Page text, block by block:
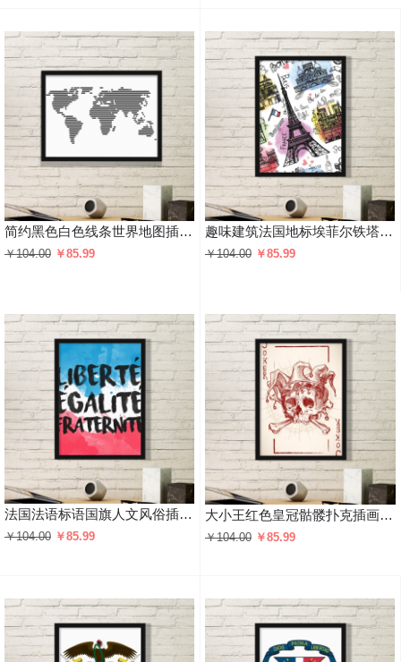
简约黑色白色线条世界地图插画图案 黑色简约装饰画家居装饰画框礼品礼物
￥104.00 ￥85.99
趣味建筑法国地标埃菲尔铁塔风景名胜人文风俗插画图案 黑色简约装饰画家居装饰画框礼品礼物
￥104.00 ￥85.99
法国法语标语国旗人文风俗插画图案 黑色简约装饰画家居装饰画框礼品礼物
￥104.00 ￥85.99
大小王红色皇冠骷髅扑克插画图案 黑色简约装饰画家居装饰画框礼品礼物
￥104.00 ￥85.99